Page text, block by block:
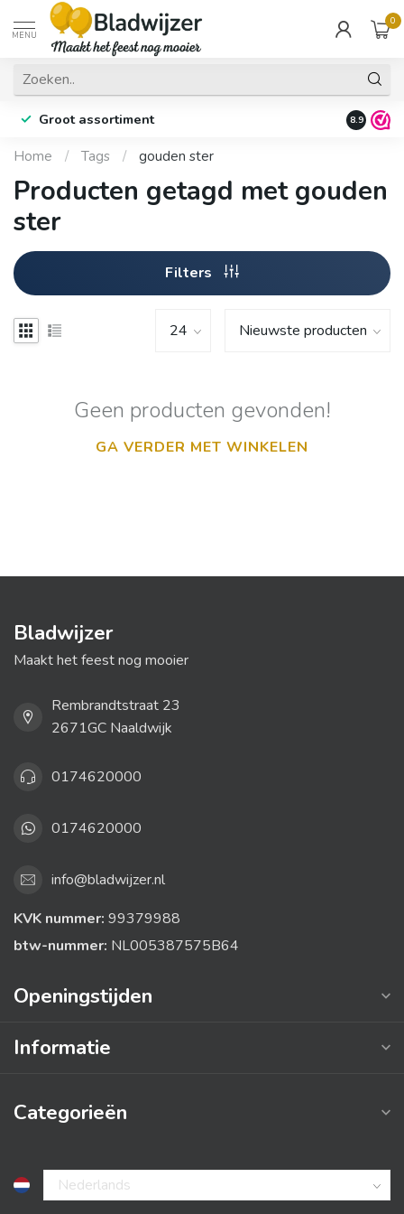
MENU
0
Groot assortiment Fysieke
8.9
Home / Tags / gouden ster
Producten getagd met gouden
ster
Filters
Geen producten gevonden!
GA VERDER MET WINKELEN
Bladwijzer
Maakt het feest nog mooier
Rembrandtstraat 23
2671GC Naaldwijk
0174620000
0174620000
info@bladwijzer.nl
KVK nummer: 99379988
btw-nummer: NL005387575B64
Openingstijden
Informatie
Categorieën